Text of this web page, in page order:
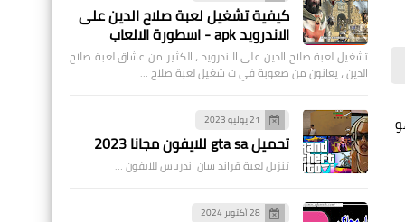
هو
كيفية تشغيل لعبة صلاح الدين على
الاندرويد apk - اسطورة الالعاب
تشغيل لعبة صلاح الدين على الاندرويد ، الكثير من عشاق لعبة صلاح
الدين ، يعانون من صعوبة في ت شغيل لعبة صلاح …
21 يوليو 2023
تحميل gta sa للايفون مجانا 2023
تنزيل لعبة قراند سان اندرياس للايفون …
28 أكتوبر 2024